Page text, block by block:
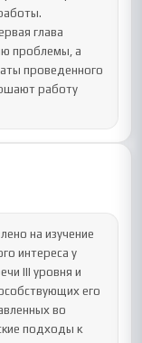
глава
проблемы, а
проведенного
работу
на изучение
интереса у
III уровня и
его
во
подходы к